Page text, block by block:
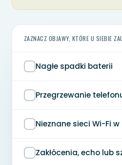
ZAZNACZ OBJAWY, KTÓRE U SIEBIE
Nagłe spadki baterii
Przegrzewanie
Nieznane sieci Wi-Fi
Zakłócenia, echo lub